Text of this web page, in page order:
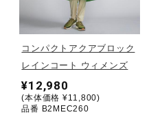
アウトドア／レイン
サポーター
コンパクトアクアブロック
レインコート ウィメンズ
¥12,980
(本体価格 ¥11,800)
品番 B2MEC260